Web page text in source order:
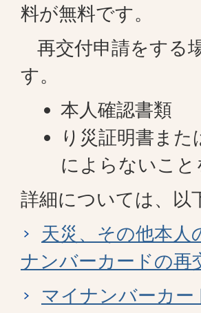
料が無料です。
再交付申請をする
す。
本人確認書類
り災証明書ま
によらないこ
詳細については、以
天災、その他本
ナンバーカードの再
マイナンバーカー